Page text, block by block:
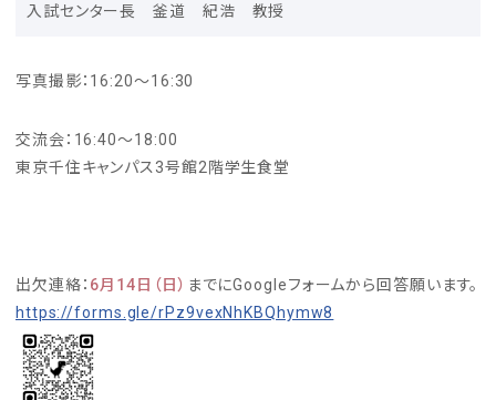
入試センター長 釜道 紀浩 教授
写真撮影：16:20～16:30
交流会：16:40～18:00
東京千住キャンパス3号館2階学生食堂
出欠連絡： 6月14日（日） までにGoogleフォームから回答願います。
https://forms.gle/rPz9vexNhKBQhymw8